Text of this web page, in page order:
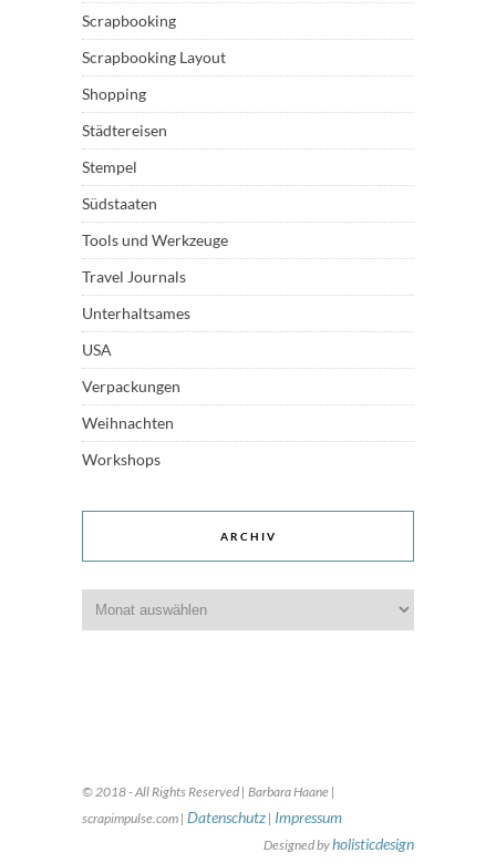
Scrapbooking
Scrapbooking Layout
Shopping
Städtereisen
Stempel
Südstaaten
Tools und Werkzeuge
Travel Journals
Unterhaltsames
USA
Verpackungen
Weihnachten
Workshops
ARCHIV
© 2018 - All Rights Reserved | Barbara Haane |
scrapimpulse.com | Datenschutz | Impressum
Designed byholisticdesign